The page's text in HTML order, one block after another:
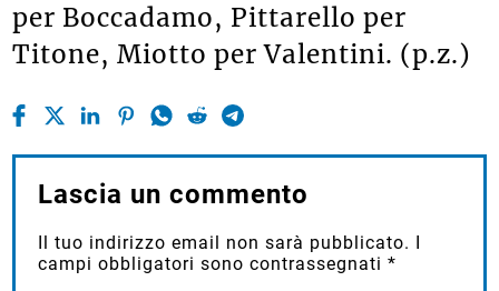
per Boccadamo, Pittarello per
Titone, Miotto per Valentini. (p.z.)
Lascia un commento
Il tuo indirizzo email non sarà pubblicato.
campi obbligatori sono contrassegnati*